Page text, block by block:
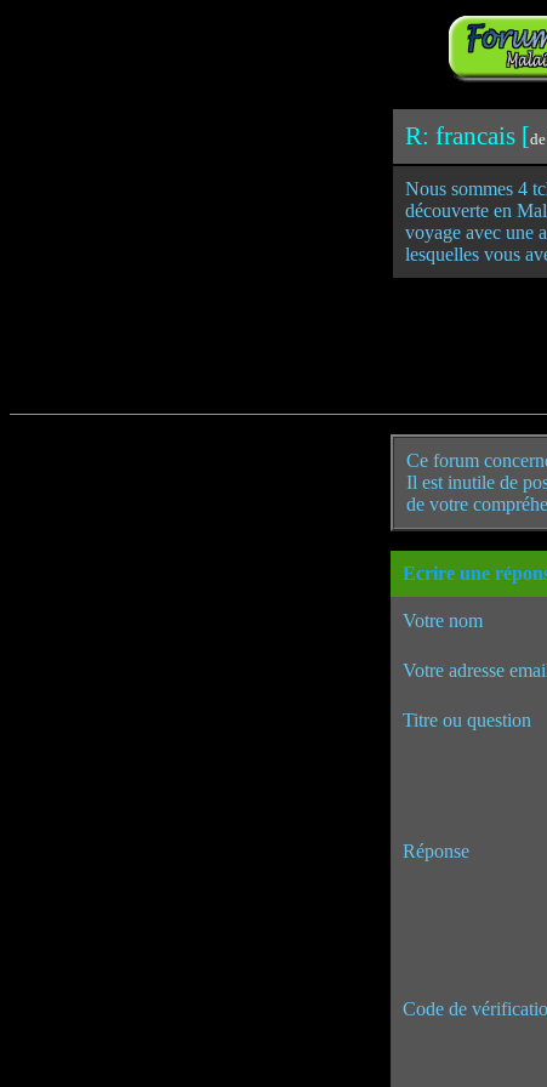
R: francais [
Nous sommes 4
découverte en
voyage avec une
lesquelles vous
Ce forum
Il est inutile de
de votre
Ecrire une
Votre nom
Votre adresse
Titre ou question
Réponse
Code de